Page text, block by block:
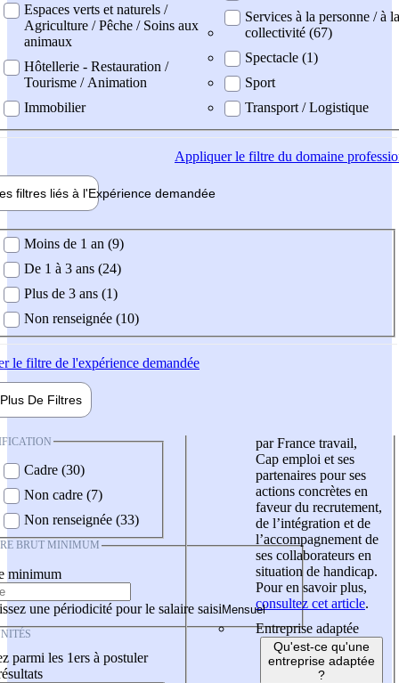
Espaces verts et naturels /
Agriculture / Pêche / Soins aux
animaux
Hôtellerie - Restauration /
Tourisme / Animation
Immobilier
Services à la personne / à la
collectivité (67)
Spectacle (1)
Sport
Transport / Logistique
Appliquerle filtre du domaine
filtres liés à l'Expérience demandée
demandée
Moins de 1 an (9)
De 1 à 3 ans (24)
Plus de 3 ans (1)
Non renseignée (10)
le filtre de l'expérience demandée
Plus De Filtres
Cadre (30)
Non cadre (7)
Non renseignée (33)
BRUT MINIMUM
minimum
une périodicité pour le salaire saisi
parmi les 1ers à postuler
par France travail,
Cap emploi et ses
partenaires pour ses
actions concrètes en
faveur du recrutement,
de l’intégration et de
l’accompagnement de
ses collaborateurs en
situation de handicap.
Pour en savoir plus,
consultez cet article.
Entreprise adaptée
Qu'est-ce qu'une
entreprise adaptée
?